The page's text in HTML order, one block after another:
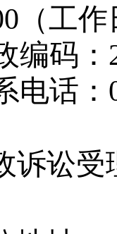
（工
编码：
电话：
诉讼受